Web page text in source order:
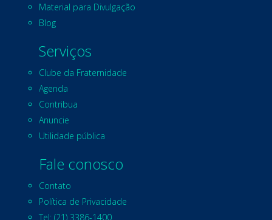
Material para Divulgação
Blog
Serviços
Clube da Fraternidade
Agenda
Contribua
Anuncie
Utilidade pública
Fale conosco
Contato
Política de Privacidade
Tel: (21) 3386-1400